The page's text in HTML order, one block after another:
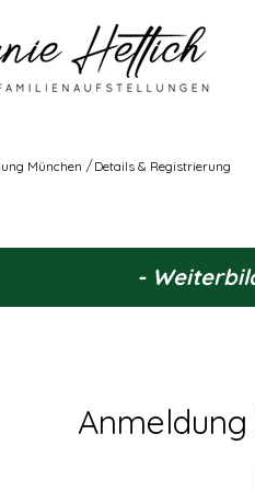
München /Details & Registrierung
-